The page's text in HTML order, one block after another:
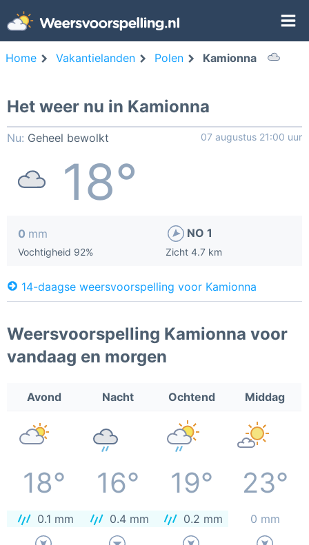
Home Vakantielanden Polen Kamionna
Het weer nu in Kamionna
Nu: Geheel bewolkt 07 augustus 21:00 uur
18°
0 mm
Vochtigheid 92%
NO 1
Zicht 4.7 km
14-daagse weersvoorspelling voor Kamionna
Weersvoorspelling Kamionna voor
vandaag en morgen
Avond Nacht Ochtend Middag
18° 16° 19° 23°
0.1 mm 0.4 mm 0.2 mm 0 mm